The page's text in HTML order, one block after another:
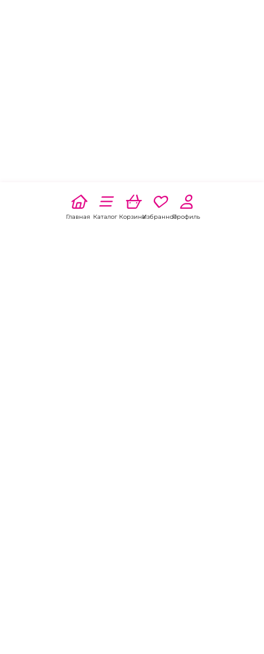
Главная Каталог КорзинаИзбранноеПрофиль